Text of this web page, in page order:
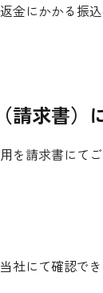
金にかかる振
請求書）
を請求書にてご
社にて確認で